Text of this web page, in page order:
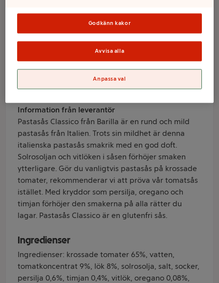
400g Barilla
Barilla
Information från leverantör
Pastasås Classico från Barilla är en rund och mild
pastasås från Italien. Trots sin mildhet är denna
italienska pastasås smakrik med en god doft.
Solrosoljan och vitlöken i såsen förhöjer smaken
ytterligare. Gör du vanligtvis pastasås på krossade
tomater, rekommenderar vi att pröva vår tomatsås
istället. Med kryddor som persilja, oregano och
timjan förhöjer den smakerna på alla rätter du
lagar. Pastasås Classico är en glutenfri sås.
Ingredienser
Ingredienser: krossade tomater 65%, vatten,
tomatkoncentrat 9%, lök 8%, solrosolja, salt, socker,
persilja 0,6%, timjan 0,4%, vitlök, oregano 0,08%,
Godkänn kakor
Avvisa alla
Anpassa val